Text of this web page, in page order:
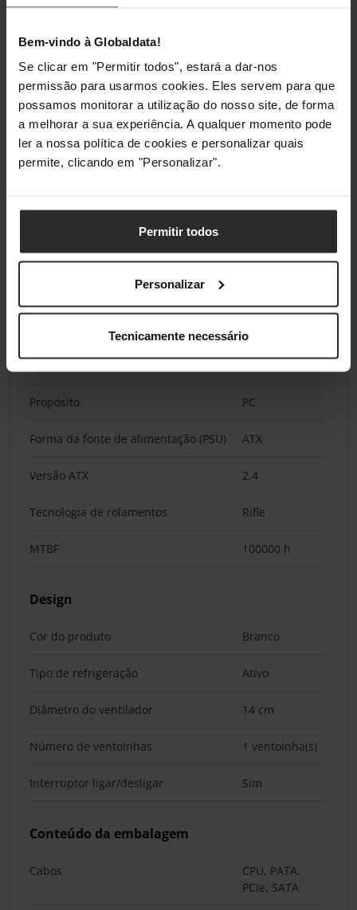
Bem-vindo à Globaldata!
Se clicar em "Permitir todos", estará a dar-nos
permissão para usarmos cookies. Eles servem para que
possamos monitorar a utilização do nosso site, de forma
a melhorar a sua experiência. A qualquer momento pode
ler a nossa política de cookies e personalizar quais
permite, clicando em "Personalizar".
Permitir todos
Personalizar
Tecnicamente necessário
Conetores de alimentação PCI
Express (6 + 2 pinos)
4
Comprimento do cabo de energia PCI
Conector de energia CPU (4+4 pinos)
Comprimento do cabo de energia
65 cm
Tipo de cabo
Totalmente
Desempenho
Propósito PC
Forma da fonte de alimentação (PSU) ATX
Versão ATX 2.4
Tecnologia de rolamentos Rifle
MTBF 100000 h
Design
Cor do produto Branco
Tipo de refrigeração Ativo
Diâmetro do ventilador 14 cm
Número de ventoínhas 1 ventoinha(s)
Interruptor ligar/desligar Sim
Conteúdo da embalagem
Cabos
CPU, PATA,
PCIe, SATA